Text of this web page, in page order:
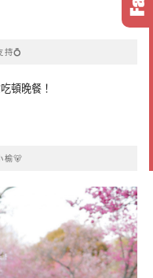
持💍
頓晚餐！
榆🐻